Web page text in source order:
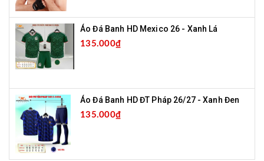
Áo Đá Banh HD Mexico 26 - Xanh Lá
135.000₫
Áo Đá Banh HD ĐT Pháp 26/27 - Xanh Đen
135.000₫